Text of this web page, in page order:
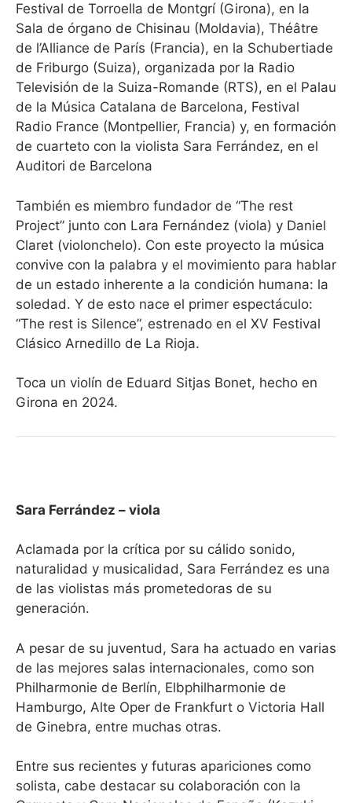
Festival de Torroella de Montgrí (Girona), en la
Sala de órgano de Chisinau (Moldavia), Théâtre
de l’Alliance de París (Francia), en la Schubertiade
de Friburgo (Suiza), organizada por la Radio
Televisión de la Suiza-Romande (RTS), en el Palau
de la Música Catalana de Barcelona, Festival
Radio France (Montpellier, Francia) y, en formación
de cuarteto con la violista Sara Ferrández, en el
Auditori de Barcelona
También es miembro fundador de “The rest
Project” junto con Lara Fernández (viola) y Daniel
Claret (violonchelo). Con este proyecto la música
convive con la palabra y el movimiento para hablar
de un estado inherente a la condición humana: la
soledad. Y de esto nace el primer espectáculo:
“The rest is Silence”, estrenado en el XV Festival
Clásico Arnedillo de La Rioja.
Toca un violín de Eduard Sitjas Bonet, hecho en
Girona en 2024.
Sara Ferrández – viola
Aclamada por la crítica por su cálido sonido,
naturalidad y musicalidad, Sara Ferrández es una
de las violistas más prometedoras de su
generación.
A pesar de su juventud, Sara ha actuado en varias
de las mejores salas internacionales, como son
Philharmonie de Berlín, Elbphilharmonie de
Hamburgo, Alte Oper de Frankfurt o Victoria Hall
de Ginebra, entre muchas otras.
Entre sus recientes y futuras apariciones como
solista, cabe destacar su colaboración con la